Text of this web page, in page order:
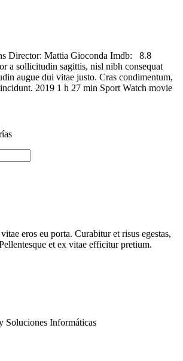
Director: Mattia Gioconda Imdb: 8.8
a sollicitudin sagittis, nisl nibh consequat
augue dui vitae justo. Cras condimentum,
2019 1 h 27 min Sport Watch movie
eros eu porta. Curabitur et risus egestas,
et ex vitae efficitur pretium.
Soluciones Informáticas